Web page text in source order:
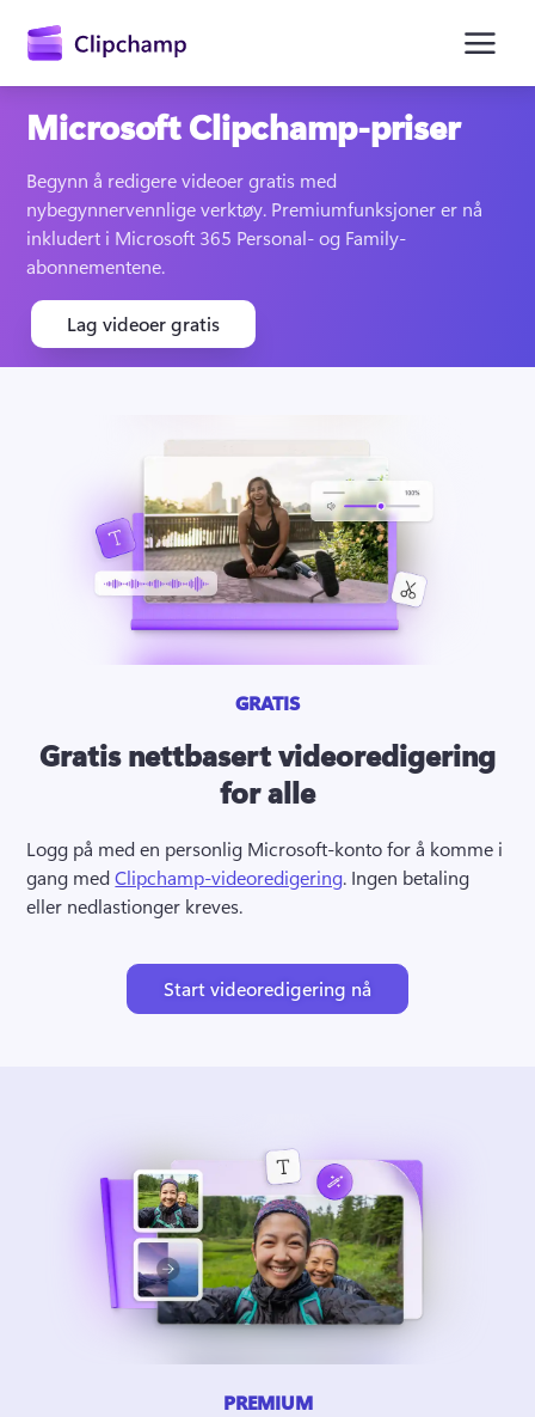
Microsoft Clipchamp-priser
Begynn å redigere videoer gratis med
nybegynnervennlige verktøy. Premiumfunksjoner er nå
inkludert i Microsoft 365 Personal- og Family-
abonnementene.
Lag videoer gratis
GRATIS
Gratis nettbasert videoredigering
for alle
Logg på med en personlig Microsoft-konto for å komme i
gang med Clipchamp-videoredigering. Ingen betaling
eller nedlastionger kreves.
Start videoredigering nå
PREMIUM